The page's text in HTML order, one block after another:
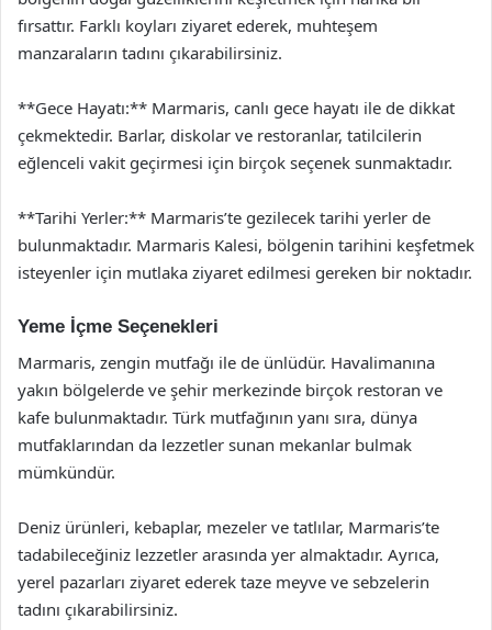
fırsattır. Farklı koyları ziyaret ederek, muhteşem
manzaraların tadını çıkarabilirsiniz.
**Gece Hayatı:** Marmaris, canlı gece hayatı ile de dikkat
çekmektedir. Barlar, diskolar ve restoranlar, tatilcilerin
eğlenceli vakit geçirmesi için birçok seçenek sunmaktadır.
**Tarihi Yerler:** Marmaris’te gezilecek tarihi yerler de
bulunmaktadır. Marmaris Kalesi, bölgenin tarihini keşfetmek
isteyenler için mutlaka ziyaret edilmesi gereken bir noktadır.
Yeme İçme Seçenekleri
Marmaris, zengin mutfağı ile de ünlüdür. Havalimanına
yakın bölgelerde ve şehir merkezinde birçok restoran ve
kafe bulunmaktadır. Türk mutfağının yanı sıra, dünya
mutfaklarından da lezzetler sunan mekanlar bulmak
mümkündür.
Deniz ürünleri, kebaplar, mezeler ve tatlılar, Marmaris’te
tadabileceğiniz lezzetler arasında yer almaktadır. Ayrıca,
yerel pazarları ziyaret ederek taze meyve ve sebzelerin
tadını çıkarabilirsiniz.